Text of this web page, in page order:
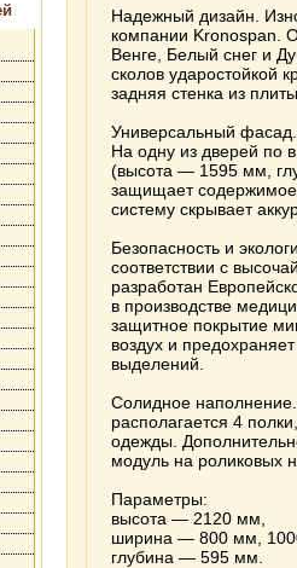
Надежный дизайн.
компании Kronospan.
Венге, Белый снег и
сколов ударостойкой
задняя стенка из
Универсальный
На одну из дверей по
(высота — 1595 мм,
защищает
систему скрывает
Безопасность и
соответствии с
разработан
в производстве
защитное покрытие
воздух и
выделений.
Солидное
располагается 4
одежды.
модуль на роликовых
Параметры:
высота — 2120 мм,
ширина — 800 мм,
глубина — 595 мм.